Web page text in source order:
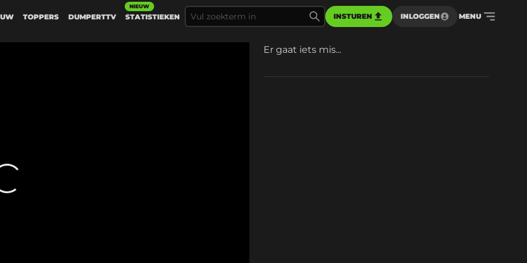
TOPPERS DUMPERTTV STATISTIEKEN
NIEUW
INSTUREN INLOGGEN MENU
Er gaat iets mis...